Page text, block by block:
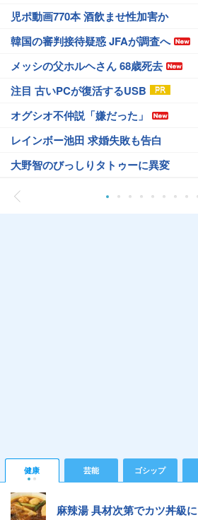
児ポ動画770本 酒飲ませ性加害か
韓国の審判接待疑惑 JFAが調査へ
メッシの父ホルヘさん 68歳死去
注目 古いPCが復活するUSB
オグシオ不仲説「嫌だった」
レインボー池田 求婚失敗も告白
大野智のびっしりタトゥーに異変
健康 芸能 ゴシップ
麻辣湯 具材次第でカツ丼級に